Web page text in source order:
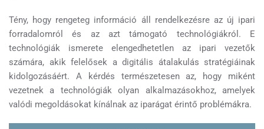
Tény, hogy rengeteg információ áll rendelkezésre az új ipari
forradalomról és az azt támogató technológiákról. E
technológiák ismerete elengedhetetlen az ipari vezetők
számára, akik felelősek a digitális átalakulás stratégiáinak
kidolgozásáért. A kérdés természetesen az, hogy miként
vezetnek a technológiák olyan alkalmazásokhoz, amelyek
valódi megoldásokat kínálnak az iparágat érintő problémákra.